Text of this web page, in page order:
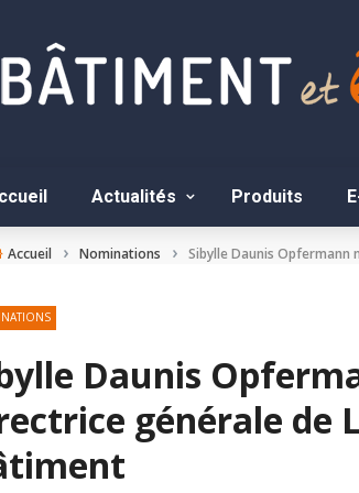
Actualités Produits
Accueil › Nominations › Sibylle Daunis Opfermann
Daunis
générale de